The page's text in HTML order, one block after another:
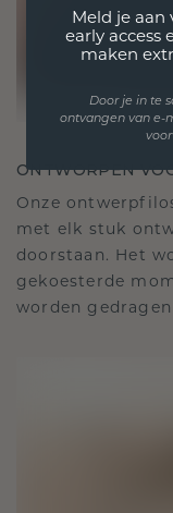
ONTWORPEN
Onze
met elk stuk
doorstaan. Het
gekoesterde
worden
Meld je aan
early access
maken
Door je in te
ontvangen van e-